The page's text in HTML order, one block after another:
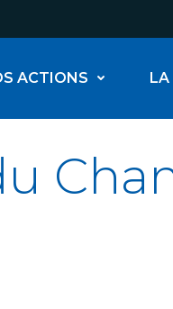
ACTIONS LA